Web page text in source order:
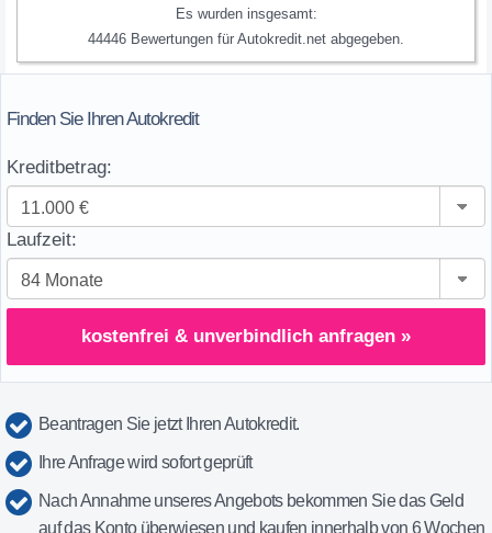
Es wurden insgesamt:
44446 Bewertungen für Autokredit.net abgegeben.
Finden Sie Ihren Autokredit
Kreditbetrag:
Laufzeit:
kostenfrei & unverbindlich anfragen »
Beantragen Sie jetzt Ihren Autokredit.
Ihre Anfrage wird sofort geprüft
Nach Annahme unseres Angebots bekommen Sie das Geld
auf das Konto überwiesen und kaufen innerhalb von 6 Wochen